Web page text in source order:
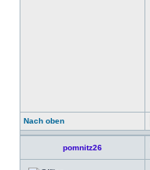
Nach oben
pomnitz26